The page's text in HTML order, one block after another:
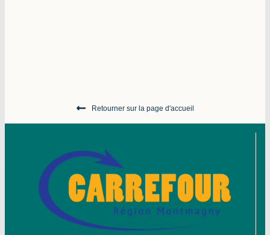
Retourner sur la page d'accueil